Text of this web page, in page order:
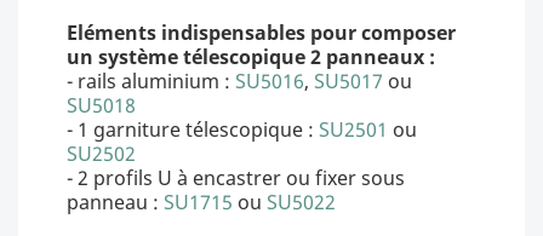
Eléments indispensables pour composer
un système télescopique 2 panneaux :
- rails aluminium : SU5016, SU5017 ou
SU5018
- 1 garniture télescopique : SU2501 ou
SU2502
- 2 profils U à encastrer ou fixer sous
panneau : SU1715 ou SU5022